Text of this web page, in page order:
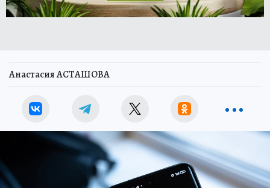
Анастасия АСТАШОВА